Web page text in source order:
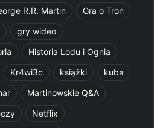
R.R. Martin
Gra o Tron
gry wideo
Historia Lodu i Ognia
Kr4wi3c książki
kuba
Martinowskie Q&A
Netflix